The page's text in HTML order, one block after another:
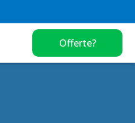
Offerte?